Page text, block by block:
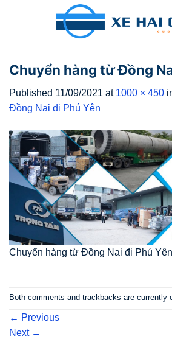
Chuyển hàng từ Đồng
Published 11/09/2021 at 1000 × 450
Đồng Nai đi Phú Yên
Chuyển hàng từ Đồng Nai đi Phú Yên
Both comments and trackbacks are currently
← Previous
Next →